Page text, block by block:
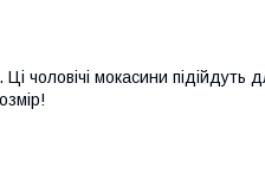
Ці чоловічі мокасини підійдуть